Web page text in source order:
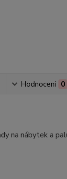
Hodnocení 0
na nábytek a